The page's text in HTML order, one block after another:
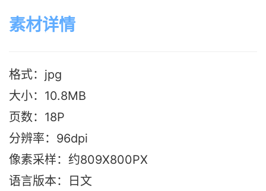
素材详情
格式：jpg
大小：10.8MB
页数：18P
分辨率：96dpi
像素采样：约809X800PX
语言版本：日文